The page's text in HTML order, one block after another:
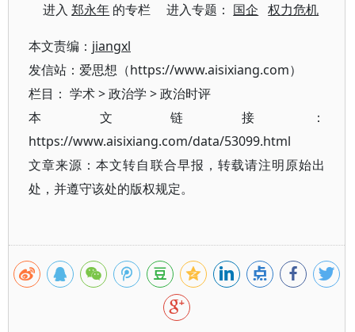
进入郑永年 的专栏 进入专题： 国企 权力危机
本文责编： jiangxl
发信站：爱思想（https://www.aisixiang.com）
栏目： 学术>政治学 >政治时评
本文链接：
https://www.aisixiang.com/data/53099.html
文章来源：本文转自联合早报，转载请注明原始出
处，并遵守该处的版权规定。